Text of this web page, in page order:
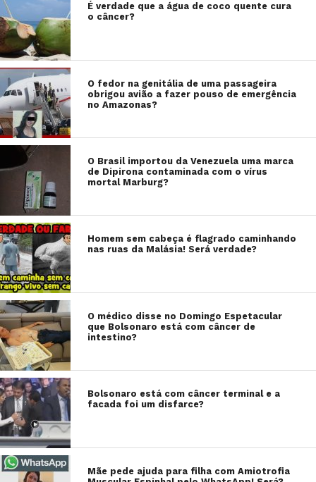
É verdade que a água de coco quente cura
o câncer?
O fedor na genitália de uma passageira
obrigou avião a fazer pouso de emergência
no Amazonas?
O Brasil importou da Venezuela uma marca
de Dipirona contaminada com o vírus
mortal Marburg?
Homem sem cabeça é flagrado caminhando
nas ruas da Malásia! Será verdade?
O médico disse no Domingo Espetacular
que Bolsonaro está com câncer de
intestino?
Bolsonaro está com câncer terminal e a
facada foi um disfarce?
Mãe pede ajuda para filha com Amiotrofia